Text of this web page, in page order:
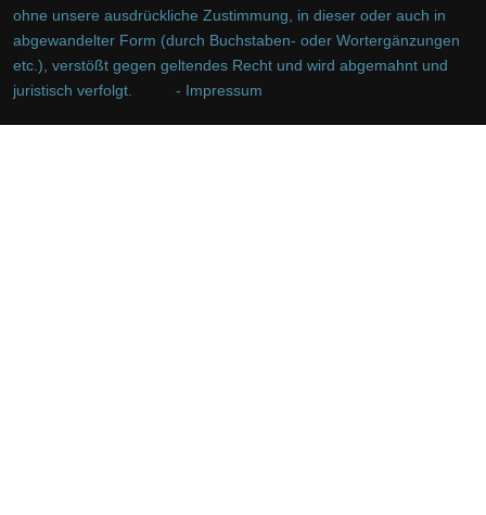
ohne unsere ausdrückliche Zustimmung, in dieser oder auch in
abgewandelter Form (durch Buchstaben- oder Wortergänzungen
etc.), verstößt gegen geltendes Recht und wird abgemahnt und
juristisch verfolgt.
- Impressum